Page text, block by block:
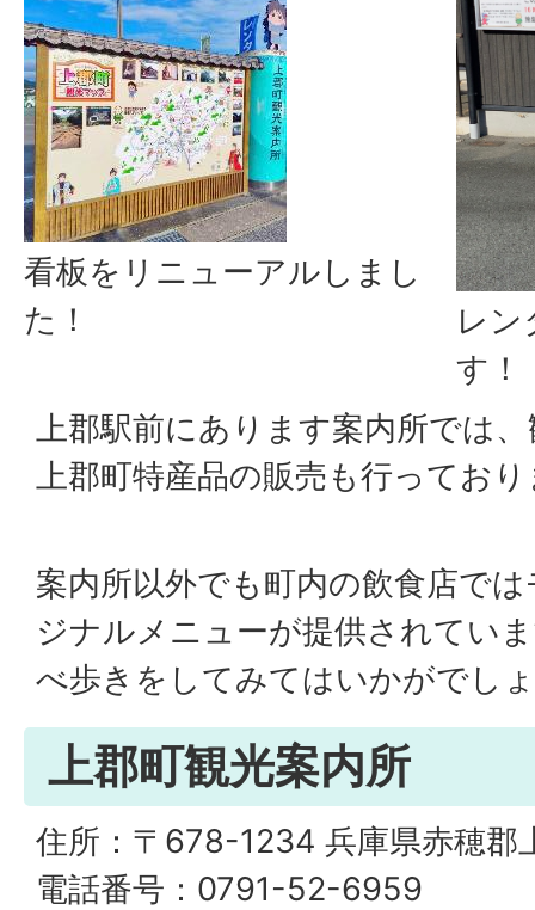
看板をリニューアルしまし
た！
レ
す！
上郡駅前にあります案内所では
上郡町特産品の販売も行ってお
案内所以外でも町内の飲食店で
ジナルメニューが提供されてい
べ歩きをしてみてはいかがでし
上郡町観光案内所
住所：〒678-1234 兵庫県赤穂郡
電話番号：0791-52-6959